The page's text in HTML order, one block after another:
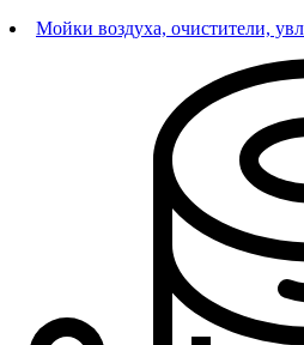
Мойки воздуха, очистители,